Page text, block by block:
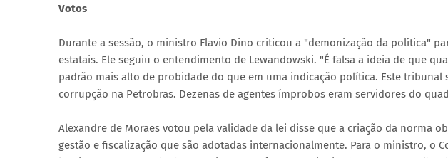
Votos
Durante a sessão, o ministro Flavio Dino criticou a "demonização da política"
estatais. Ele seguiu o entendimento de Lewandowski. "É falsa a ideia de que
padrão mais alto de probidade do que em uma indicação política. Este tribunal
corrupção na Petrobras. Dezenas de agentes ímprobos eram servidores do
Alexandre de Moraes votou pela validade da lei disse que a criação da norma
gestão e fiscalização que são adotadas internacionalmente. Para o ministro, o